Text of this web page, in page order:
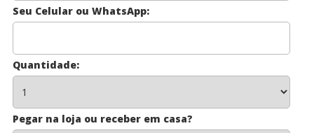
Seu Celular ou WhatsApp:
Quantidade:
Pegar na loja ou receber em casa?